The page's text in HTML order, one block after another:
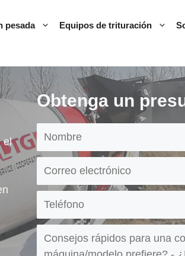
pesada Equipos de trituración
el
Obtenga un